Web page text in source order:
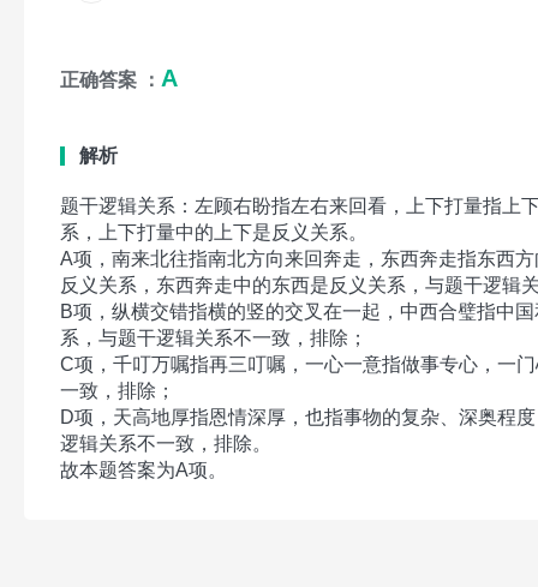
正确答案 ： A
解析
题干逻辑关系：左顾右盼指左右来回看，上下打量指上
系，上下打量中的上下是反义关系。
A项，南来北往指南北方向来回奔走，东西奔走指东西
反义关系，东西奔走中的东西是反义关系，与题干逻辑
B项，纵横交错指横的竖的交叉在一起，中西合璧指中
系，与题干逻辑关系不一致，排除；
C项，千叮万嘱指再三叮嘱，一心一意指做事专心，一
一致，排除；
D项，天高地厚指恩情深厚，也指事物的复杂、深奥程
逻辑关系不一致，排除。
故本题答案为A项。